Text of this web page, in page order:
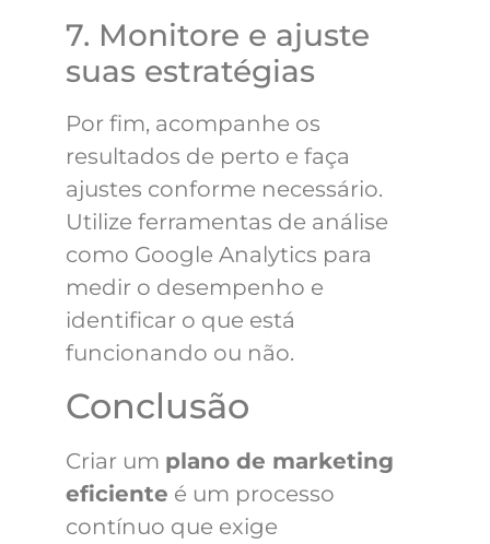
7. Monitore e ajuste
suas estratégias
Por fim, acompanhe os
resultados de perto e faça
ajustes conforme necessário.
Utilize ferramentas de análise
como Google Analytics para
medir o desempenho e
identificar o que está
funcionando ou não.
Conclusão
Criar um plano de marketing
eficiente é um processo
contínuo que exige